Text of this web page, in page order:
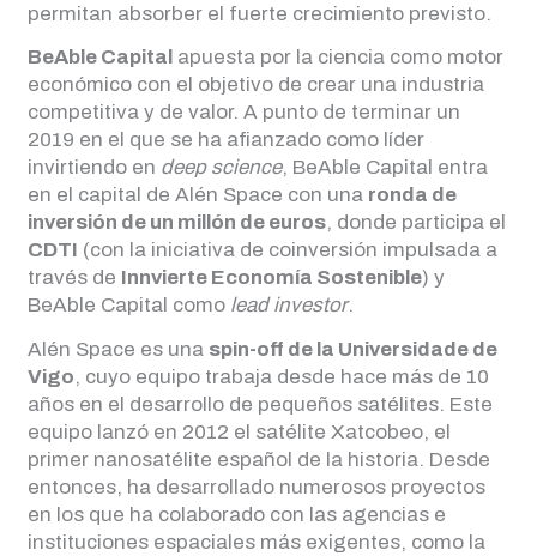
permitan absorber el fuerte crecimiento previsto.
BeAble Capital apuesta por la ciencia como motor
económico con el objetivo de crear una industria
competitiva y de valor. A punto de terminar un
2019 en el que se ha afianzado como líder
invirtiendo en deep science, BeAble Capital entra
en el capital de Alén Space con una ronda de
inversión de un millón de euros, donde participa el
CDTI (con la iniciativa de coinversión impulsada a
través de Innvierte Economía Sostenible) y
BeAble Capital como lead investor.
Alén Space es una spin-off de la Universidade de
Vigo, cuyo equipo trabaja desde hace más de 10
años en el desarrollo de pequeños satélites. Este
equipo lanzó en 2012 el satélite Xatcobeo, el
primer nanosatélite español de la historia. Desde
entonces, ha desarrollado numerosos proyectos
en los que ha colaborado con las agencias e
instituciones espaciales más exigentes, como la